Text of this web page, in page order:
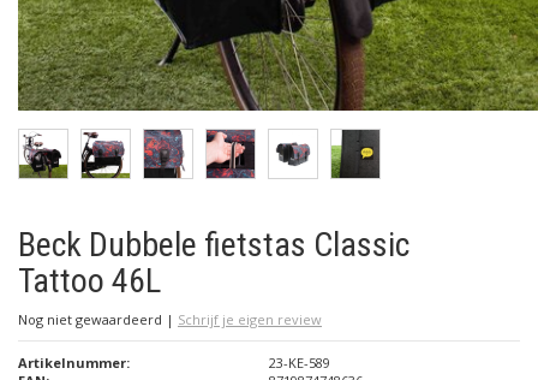
Beck Dubbele fietstas Classic
Tattoo 46L
Nog niet gewaardeerd | Schrijf je eigen review
Artikelnummer:
23-KE-589